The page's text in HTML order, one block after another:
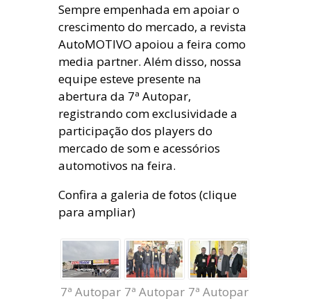
Sempre empenhada em apoiar o
crescimento do mercado, a revista
AutoMOTIVO apoiou a feira como
media partner. Além disso, nossa
equipe esteve presente na
abertura da 7ª Autopar,
registrando com exclusividade a
participação dos players do
mercado de som e acessórios
automotivos na feira.
Confira a galeria de fotos (clique
para ampliar)
7ª Autopar 7ª Autopar 7ª Autopar